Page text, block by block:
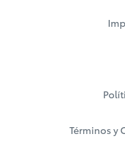
Términos y